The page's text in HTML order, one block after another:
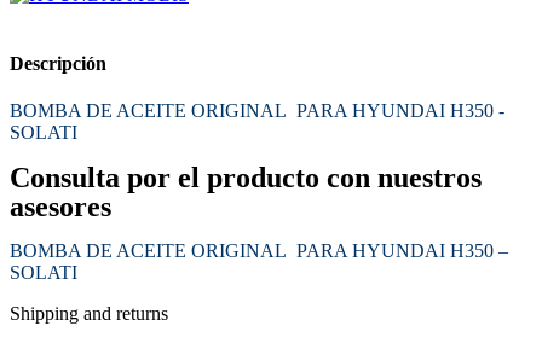
Descripción
BOMBA DE ACEITE ORIGINAL PARA HYUNDAI H350 -
SOLATI
Consulta por el producto con nuestros
asesores
BOMBA DE ACEITE ORIGINAL PARA HYUNDAI H350 –
SOLATI
Shipping and returns